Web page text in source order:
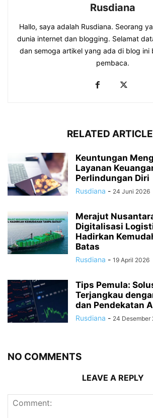
Rusdiana
Hallo, saya adalah Rusdiana. Seorang
dunia internet dan blogging. Selamat
dan semoga artikel yang ada di blog ini
pembaca.
RELATED
Keuntungan
Layanan
Perlindungan Diri
Rusdiana - 24 Juni 2026
Merajut
Digitalisasi
Hadirkan
Batas
Rusdiana - 19 April 2026
Tips Pemula:
Terjangkau
dan Pendekatan
Rusdiana - 24 Desember
NO COMMENTS
LEAVE A REPLY